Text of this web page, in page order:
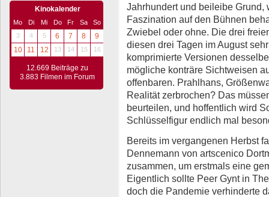
Kinokalender
Mo Di Mi Do Fr Sa
So
3
4 5 6 7 8
9
10
11 12 13 14 15 16
12.669 Beiträge zu
3.883 Filmen im Forum
Jahrhundert und beileibe
Faszination auf den Bühnen
Zwiebel oder ohne. Die drei
diesen drei Tagen im August
komprimierte Versionen
mögliche konträre Sichtweisen
offenbaren. Prahlhans,
Realität zerbrochen? Das
beurteilen, und hoffentlich wird
Schlüsselfigur endlich mal
Bereits im vergangenen Herbst
Dennemann von artscenico
zusammen, um erstmals eine
Eigentlich sollte Peer Gynt in
doch die Pandemie verhinderte